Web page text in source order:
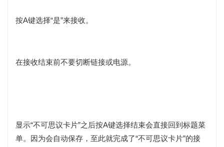
按A键选择“是”来接收。
在接收结束前不要切断链接或电源。
显示“不可思议卡片”之后按A键选择结束会直接回到标题菜
单。因为会自动保存，至此就完成了“不可思议卡片”的接